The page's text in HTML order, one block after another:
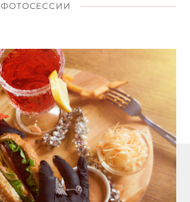
ФОТОСЕССИИ